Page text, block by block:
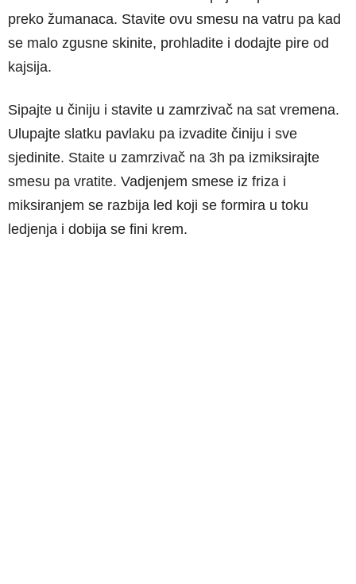
preko žumanaca. Stavite ovu smesu na vatru pa kad
se malo zgusne skinite, prohladite i dodajte pire od
kajsija.
Sipajte u činiju i stavite u zamrzivač na sat vremena.
Ulupajte slatku pavlaku pa izvadite činiju i sve
sjedinite. Staite u zamrzivač na 3h pa izmiksirajte
smesu pa vratite. Vadjenjem smese iz friza i
miksiranjem se razbija led koji se formira u toku
ledjenja i dobija se fini krem.